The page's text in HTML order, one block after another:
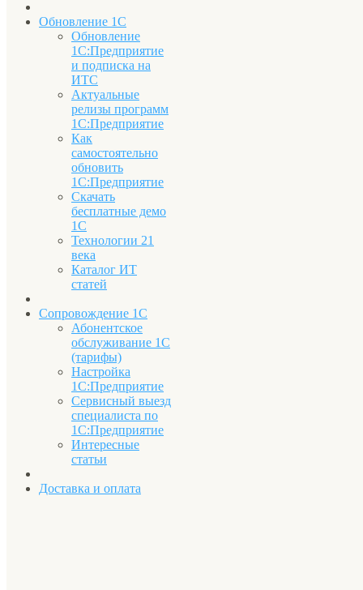
Обновление 1С
Обновление
1С:Предприятие
и подписка на
ИТС
Актуальные
релизы программ
1С:Предприятие
Как
самостоятельно
обновить
1С:Предприятие
Скачать
бесплатные демо
1С
Технологии 21
века
Каталог ИТ
статей
Сопровождение 1С
Абонентское
обслуживание 1С
(тарифы)
Настройка
1С:Предприятие
Сервисный выезд
специалиста по
1С:Предприятие
Интересные
статьи
Доставка и оплата